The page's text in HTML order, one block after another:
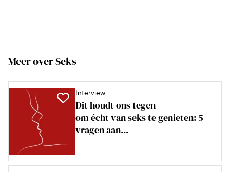
Meer over Seks
Interview
Dit houdt ons tegen
om écht van seks te genieten: 5
vragen aan...